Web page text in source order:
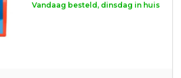
Vandaag besteld, dinsdag in huis